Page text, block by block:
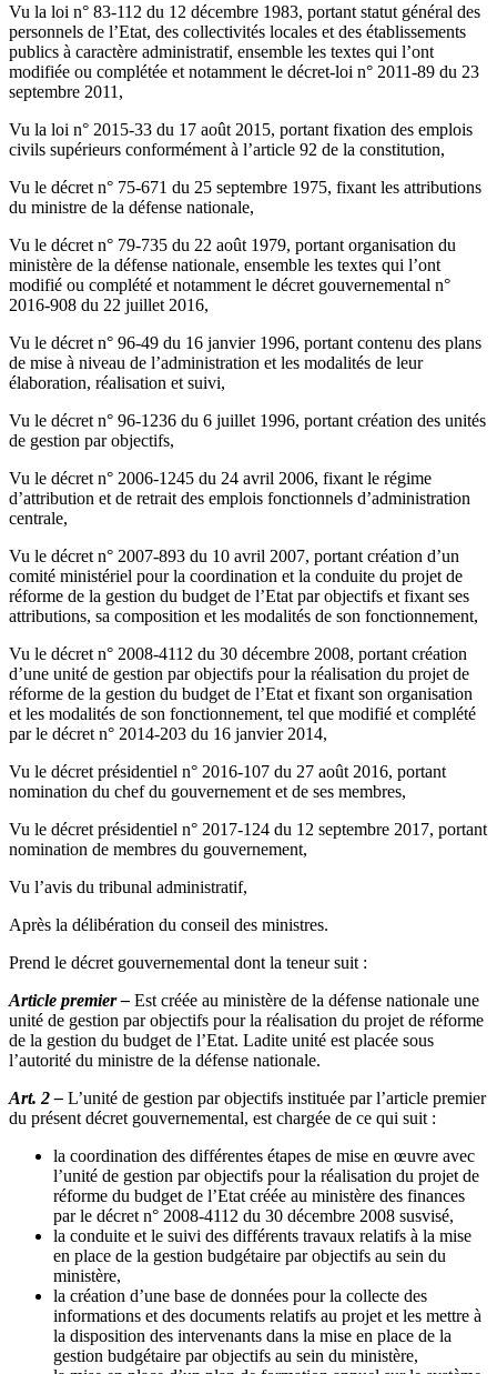
Vu la loi n° 83-112 du 12 décembre 1983, portant statut général des
personnels de l’Etat, des collectivités locales et des établissements
publics à caractère administratif, ensemble les textes qui l’ont
modifiée ou complétée et notamment le décret-loi n° 2011-89 du 23
septembre 2011,
Vu la loi n° 2015-33 du 17 août 2015, portant fixation des emplois
civils supérieurs conformément à l’article 92 de la constitution,
Vu le décret n° 75-671 du 25 septembre 1975, fixant les attributions
du ministre de la défense nationale,
Vu le décret n° 79-735 du 22 août 1979, portant organisation du
ministère de la défense nationale, ensemble les textes qui l’ont
modifié ou complété et notamment le décret gouvernemental n°
2016-908 du 22 juillet 2016,
Vu le décret n° 96-49 du 16 janvier 1996, portant contenu des plans
de mise à niveau de l’administration et les modalités de leur
élaboration, réalisation et suivi,
Vu le décret n° 96-1236 du 6 juillet 1996, portant création des unités
de gestion par objectifs,
Vu le décret n° 2006-1245 du 24 avril 2006, fixant le régime
d’attribution et de retrait des emplois fonctionnels d’administration
centrale,
Vu le décret n° 2007-893 du 10 avril 2007, portant création d’un
comité ministériel pour la coordination et la conduite du projet de
réforme de la gestion du budget de l’Etat par objectifs et fixant ses
attributions, sa composition et les modalités de son fonctionnement,
Vu le décret n° 2008-4112 du 30 décembre 2008, portant création
d’une unité de gestion par objectifs pour la réalisation du projet de
réforme de la gestion du budget de l’Etat et fixant son organisation
et les modalités de son fonctionnement, tel que modifié et complété
par le décret n° 2014-203 du 16 janvier 2014,
Vu le décret présidentiel n° 2016-107 du 27 août 2016, portant
nomination du chef du gouvernement et de ses membres,
Vu le décret présidentiel n° 2017-124 du 12 septembre 2017, portant
nomination de membres du gouvernement,
Vu l’avis du tribunal administratif,
Après la délibération du conseil des ministres.
Prend le décret gouvernemental dont la teneur suit :
Article premier – Est créée au ministère de la défense nationale une
unité de gestion par objectifs pour la réalisation du projet de réforme
de la gestion du budget de l’Etat. Ladite unité est placée sous
l’autorité du ministre de la défense nationale.
Art. 2 – L’unité de gestion par objectifs instituée par l’article premier
du présent décret gouvernemental, est chargée de ce qui suit :
la coordination des différentes étapes de mise en œuvre avec
l’unité de gestion par objectifs pour la réalisation du projet de
réforme du budget de l’Etat créée au ministère des finances
par le décret n° 2008-4112 du 30 décembre 2008 susvisé,
la conduite et le suivi des différents travaux relatifs à la mise
en place de la gestion budgétaire par objectifs au sein du
ministère,
la création d’une base de données pour la collecte des
informations et des documents relatifs au projet et les mettre à
la disposition des intervenants dans la mise en place de la
gestion budgétaire par objectifs au sein du ministère,